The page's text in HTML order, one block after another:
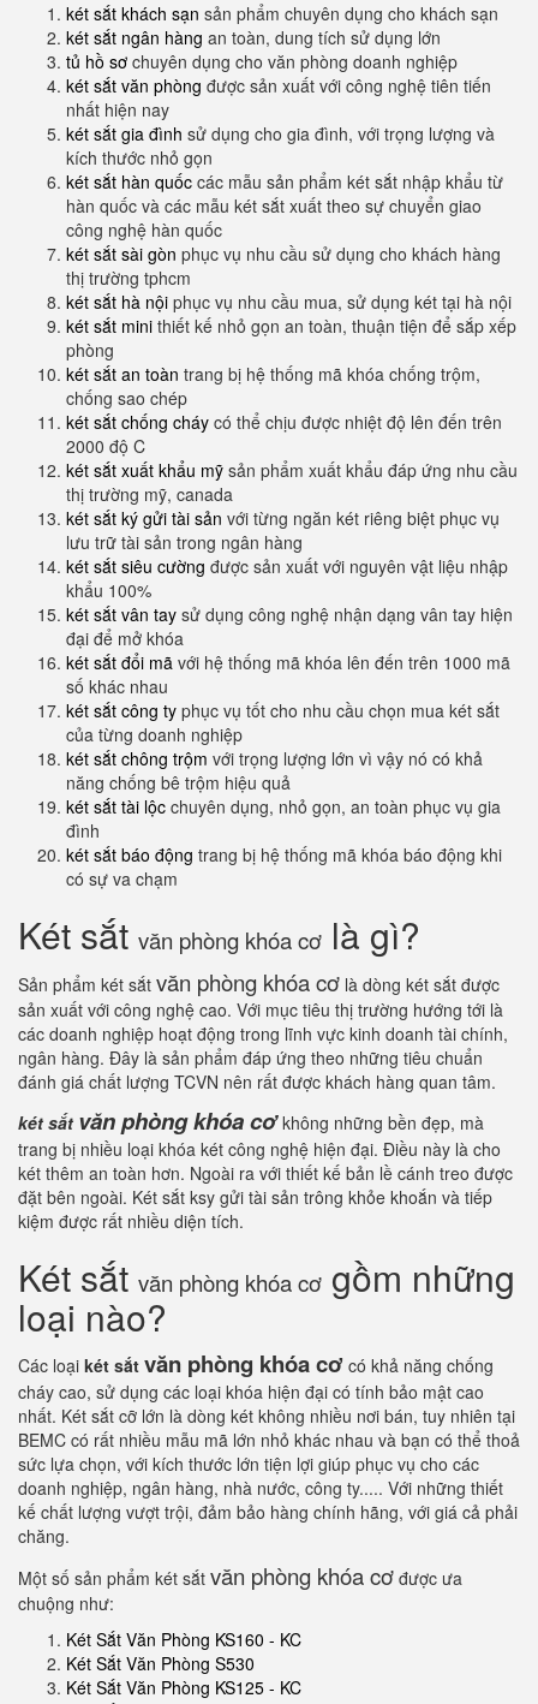
két sắt khách sạn sản phẩm chuyên dụng cho khách sạn
két sắt ngân hàng an toàn, dung tích sử dụng lớn
tủ hồ sơ chuyên dụng cho văn phòng doanh nghiệp
két sắt văn phòng được sản xuất với công nghệ tiên tiến
nhất hiện nay
két sắt gia đình sử dụng cho gia đình, với trọng lượng và
kích thước nhỏ gọn
két sắt hàn quốc các mẫu sản phẩm két sắt nhập khẩu từ
hàn quốc và các mẫu két sắt xuất theo sự chuyển giao
công nghệ hàn quốc
két sắt sài gòn phục vụ nhu cầu sử dụng cho khách hàng
thị trường tphcm
két sắt hà nội phục vụ nhu cầu mua, sử dụng két tại hà nội
két sắt mini thiết kế nhỏ gọn an toàn, thuận tiện để sắp xếp
phòng
két sắt an toàn trang bị hệ thống mã khóa chống trộm,
chống sao chép
két sắt chống cháy có thể chịu được nhiệt độ lên đến trên
2000 độ C
két sắt xuất khẩu mỹ sản phẩm xuất khẩu đáp ứng nhu cầu
thị trường mỹ, canada
két sắt ký gửi tài sản với từng ngăn két riêng biệt phục vụ
lưu trữ tài sản trong ngân hàng
két sắt siêu cường được sản xuất với nguyên vật liệu nhập
khẩu 100%
két sắt vân tay sử dụng công nghệ nhận dạng vân tay hiện
đại để mở khóa
két sắt đổi mã với hệ thống mã khóa lên đến trên 1000 mã
số khác nhau
két sắt công ty phục vụ tốt cho nhu cầu chọn mua két sắt
của từng doanh nghiệp
két sắt chông trộm với trọng lượng lớn vì vậy nó có khả
năng chống bê trộm hiệu quả
két sắt tài lộc chuyên dụng, nhỏ gọn, an toàn phục vụ gia
đình
két sắt báo động trang bị hệ thống mã khóa báo động khi
có sự va chạm
Két sắt văn phòng khóa cơ là gì?
Sản phẩm két sắt văn phòng khóa cơ là dòng két sắt được
sản xuất với công nghệ cao. Với mục tiêu thị trường hướng tới là
các doanh nghiệp hoạt động trong lĩnh vực kinh doanh tài chính,
ngân hàng. Đây là sản phẩm đáp ứng theo những tiêu chuẩn
đánh giá chất lượng TCVN nên rất được khách hàng quan tâm.
két sắt văn phòng khóa cơkhông những bền đẹp, mà
trang bị nhiều loại khóa két công nghệ hiện đại. Điều này là cho
két thêm an toàn hơn. Ngoài ra với thiết kế bản lề cánh treo được
đặt bên ngoài. Két sắt ksy gửi tài sản trông khỏe khoắn và tiếp
kiệm được rất nhiều diện tích.
Két sắt văn phòng khóa cơ gồm những
loại nào?
Các loại két sắt văn phòng khóa cơ có khả năng chống
cháy cao, sử dụng các loại khóa hiện đại có tính bảo mật cao
nhất. Két sắt cỡ lớn là dòng két không nhiều nơi bán, tuy nhiên tại
BEMC có rất nhiều mẫu mã lớn nhỏ khác nhau và bạn có thể thoả
sức lựa chọn, với kích thước lớn tiện lợi giúp phục vụ cho các
doanh nghiệp, ngân hàng, nhà nước, công ty..... Với những thiết
kế chất lượng vượt trội, đảm bảo hàng chính hãng, với giá cả phải
chăng.
Một số sản phẩm két sắt văn phòng khóa cơ được ưa
chuộng như:
Két Sắt Văn Phòng KS160 - KC
Két Sắt Văn Phòng S530
Két Sắt Văn Phòng KS125 - KC